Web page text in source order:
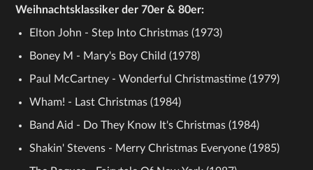
Weihnachtsklassiker der 70er & 80er:
Elton John - Step Into Christmas (1973)
Boney M - Mary's Boy Child (1978)
Paul McCartney - Wonderful Christmastime (1979)
Wham! - Last Christmas (1984)
Band Aid - Do They Know It's Christmas (1984)
Shakin' Stevens - Merry Christmas Everyone (1985)